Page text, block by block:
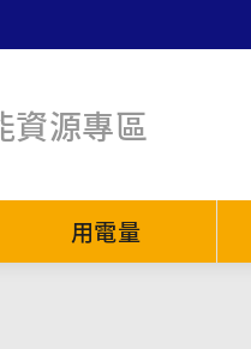
資源專區
用電量